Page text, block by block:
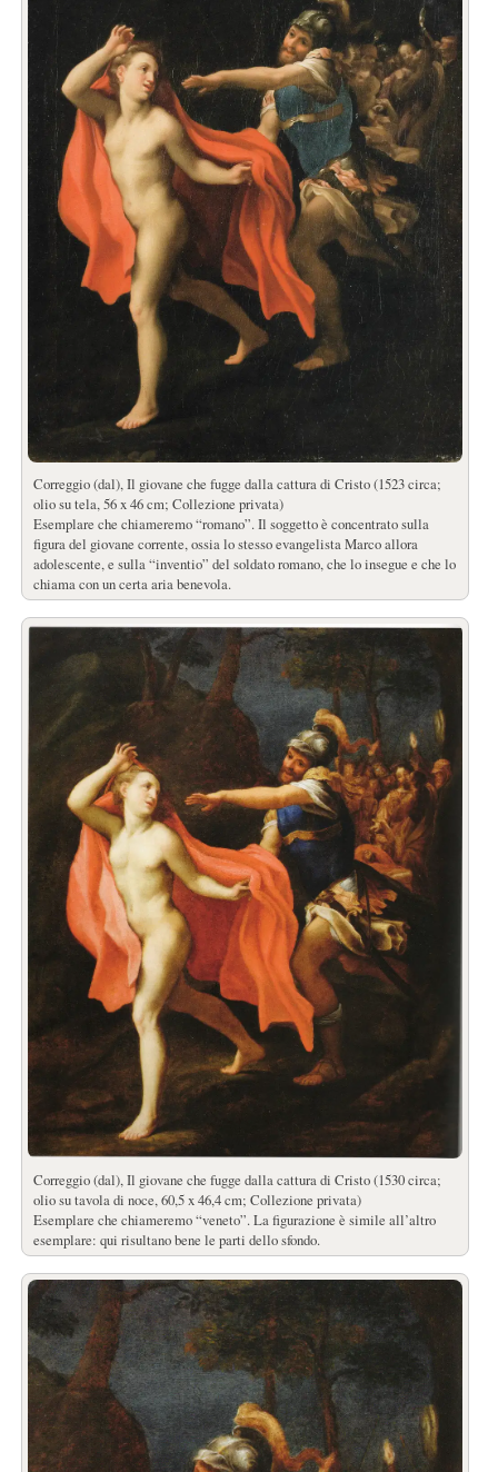
Correggio (dal), Il giovane che fugge dalla cattura di Cristo (1523 circa;
olio su tela, 56 x 46 cm; Collezione privata)
Esemplare che chiameremo “romano”. Il soggetto è concentrato sulla
figura del giovane corrente, ossia lo stesso evangelista Marco allora
adolescente, e sulla “inventio” del soldato romano, che lo insegue e che lo
chiama con un certa aria benevola.
Correggio (dal), Il giovane che fugge dalla cattura di Cristo (1530 circa;
olio su tavola di noce, 60,5 x 46,4 cm; Collezione privata)
Esemplare che chiameremo “veneto”. La figurazione è simile all’altro
esemplare: qui risultano bene le parti dello sfondo.